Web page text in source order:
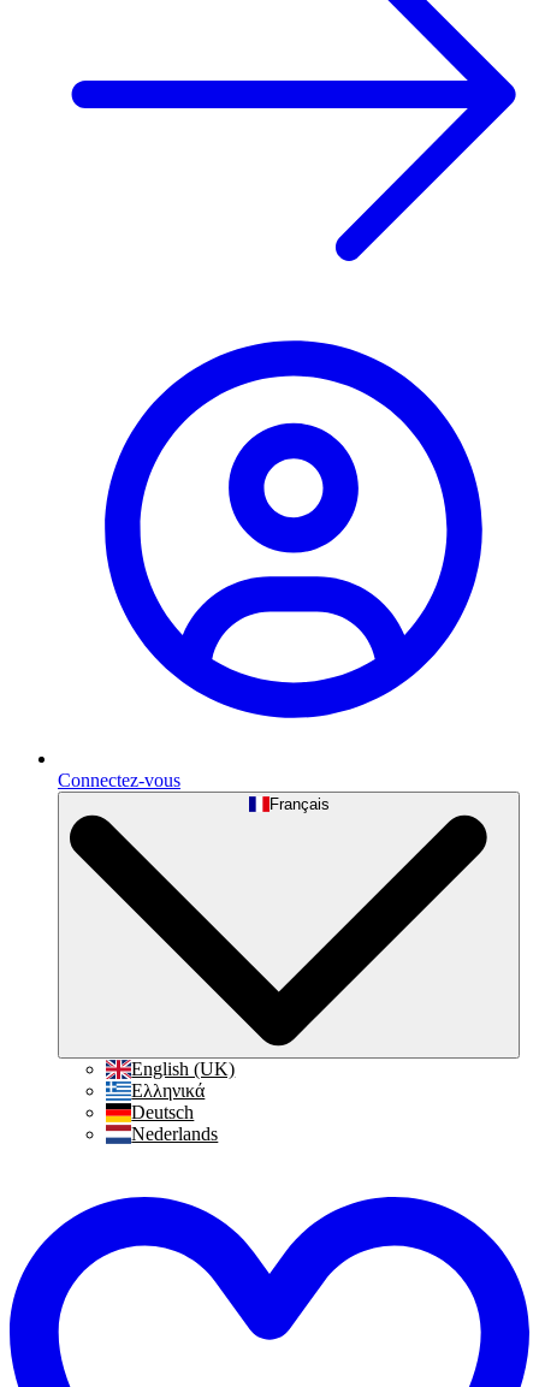
Connectez-vous
Français
English (UK)
Ελληνικά
Deutsch
Nederlands